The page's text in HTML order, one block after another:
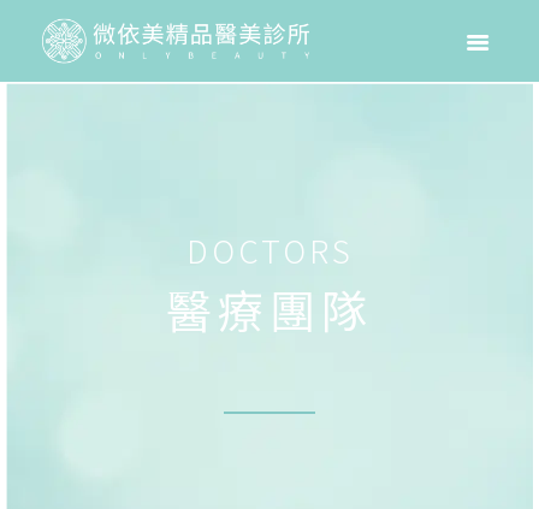
DOCTORS
醫療團隊